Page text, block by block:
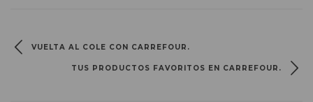
VUELTA AL COLE CON CARREFOUR.
TUS PRODUCTOS FAVORITOS EN CARREFOUR.